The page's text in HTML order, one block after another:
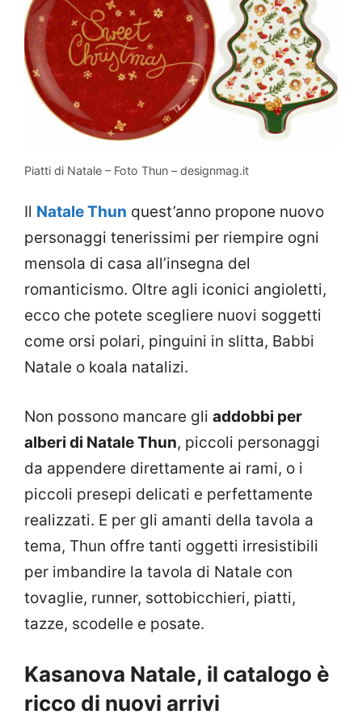
Piatti di Natale – Foto Thun – designmag.it
Il Natale Thun quest’anno propone nuovo
personaggi tenerissimi per riempire ogni
mensola di casa all’insegna del
romanticismo. Oltre agli iconici angioletti,
ecco che potete scegliere nuovi soggetti
come orsi polari, pinguini in slitta, Babbi
Natale o koala natalizi.
Non possono mancare gli addobbi per
alberi di Natale Thun, piccoli personaggi
da appendere direttamente ai rami, o i
piccoli presepi delicati e perfettamente
realizzati. E per gli amanti della tavola a
tema, Thun offre tanti oggetti irresistibili
per imbandire la tavola di Natale con
tovaglie, runner, sottobicchieri, piatti,
tazze, scodelle e posate.
Kasanova Natale, il catalogo è
ricco di nuovi arrivi